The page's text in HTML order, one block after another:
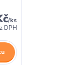
/ks
DPH